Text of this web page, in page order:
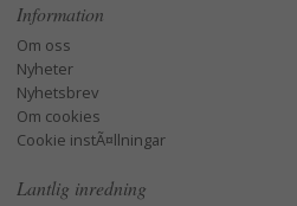
Information
Om oss
Nyheter
Nyhetsbrev
Om cookies
Cookie instÃ¤llningar
Lantlig inredning